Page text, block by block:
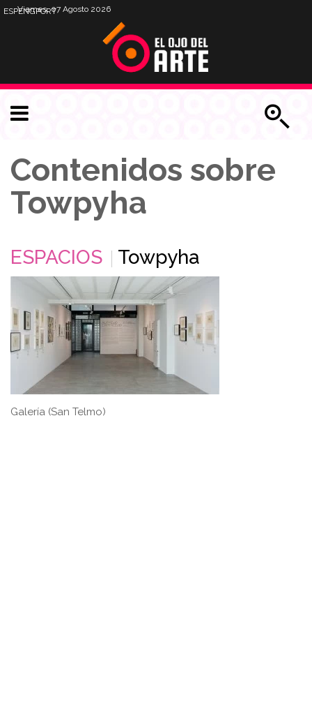
Viernes, 07 Agosto 2026
ESPENGPORT
Contenidos sobre
Towpyha
ESPACIOS Towpyha
Galería (San Telmo)